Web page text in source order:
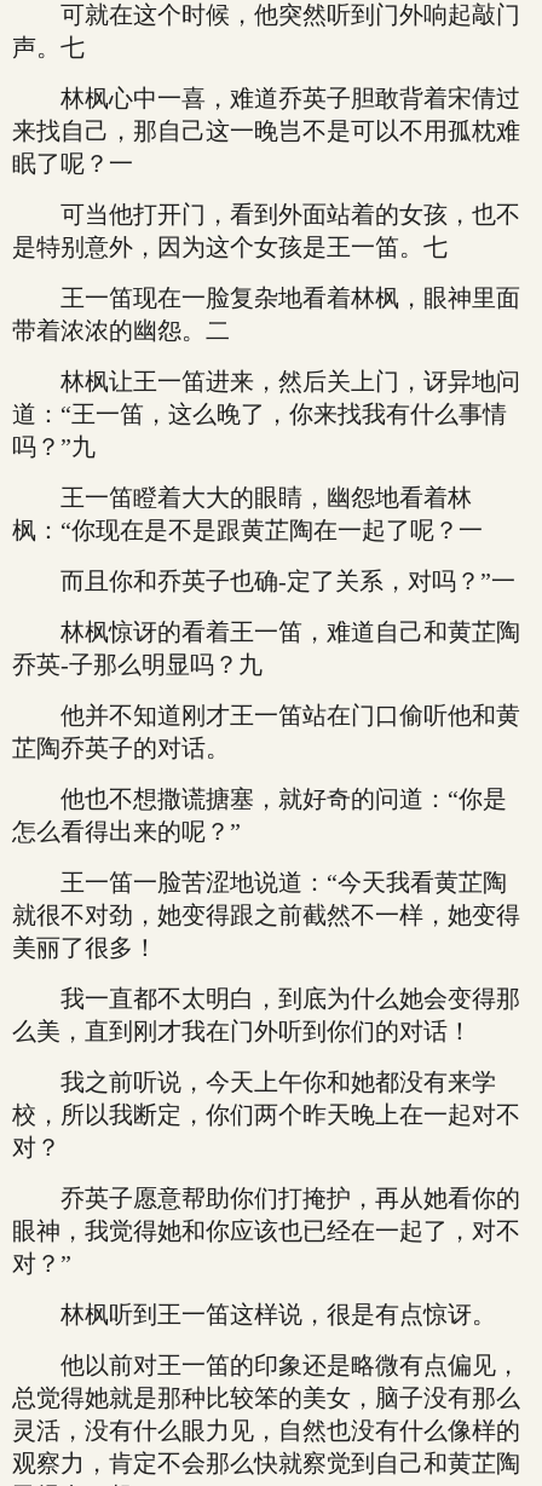
可就在这个时候，他突然听到门外响起敲门
声。七
林枫心中一喜，难道乔英子胆敢背着宋倩过
来找自己，那自己这一晚岂不是可以不用孤枕难
眠了呢？一
可当他打开门，看到外面站着的女孩，也不
是特别意外，因为这个女孩是王一笛。七
王一笛现在一脸复杂地看着林枫，眼神里面
带着浓浓的幽怨。二
林枫让王一笛进来，然后关上门，讶异地问
道：“王一笛，这么晚了，你来找我有什么事情
吗？”九
王一笛瞪着大大的眼睛，幽怨地看着林
枫：“你现在是不是跟黄芷陶在一起了呢？一
而且你和乔英子也确-定了关系，对吗？”一
林枫惊讶的看着王一笛，难道自己和黄芷陶
乔英-子那么明显吗？九
他并不知道刚才王一笛站在门口偷听他和黄
芷陶乔英子的对话。
他也不想撒谎搪塞，就好奇的问道：“你是
怎么看得出来的呢？”
王一笛一脸苦涩地说道：“今天我看黄芷陶
就很不对劲，她变得跟之前截然不一样，她变得
美丽了很多！
我一直都不太明白，到底为什么她会变得那
么美，直到刚才我在门外听到你们的对话！
我之前听说，今天上午你和她都没有来学
校，所以我断定，你们两个昨天晚上在一起对不
对？
乔英子愿意帮助你们打掩护，再从她看你的
眼神，我觉得她和你应该也已经在一起了，对不
对？”
林枫听到王一笛这样说，很是有点惊讶。
他以前对王一笛的印象还是略微有点偏见，
总觉得她就是那种比较笨的美女，脑子没有那么
灵活，没有什么眼力见，自然也没有什么像样的
观察力，肯定不会那么快就察觉到自己和黄芷陶